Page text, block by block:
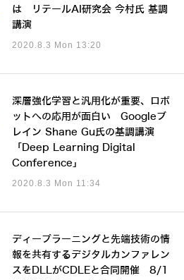
は リテールAI研究会 今村氏 基調
講演
2020.8.3 Mon 13:20
深層強化学習と汎用化が重要、ロボ
ットへの応用が面白い Googleブ
レイン Shane Gu氏の基調講演
「Deep Learning Digital
Conference」
2020.8.3 Mon 11:34
ディープラーニングと先端技術の情
報を共有するデジタルカンファレン
スをDLLがCDLEと合同開催 8/1